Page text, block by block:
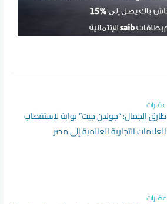
عقارات
طارق الجمال: “جولدن جيت” بوابة لاستقطاب
العلامات التجارية العالمية إلى مصر
عقارات